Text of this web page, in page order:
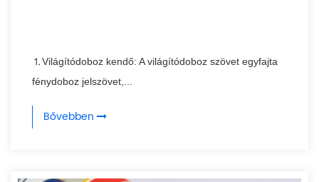
⒈Világítódoboz kendő: A világítódoboz szövet egyfajta
fénydoboz jelszövet,...
Bővebben